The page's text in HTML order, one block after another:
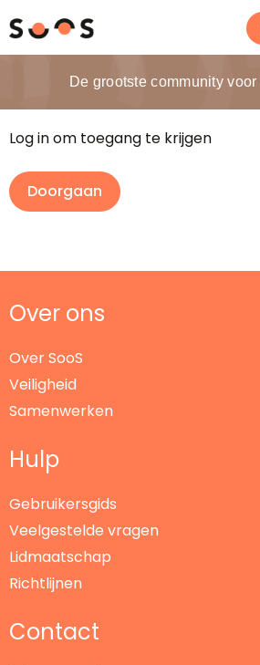
De grootste community
Log in om toegang te krijgen
Doorgaan
Over ons
Over SooS
Veiligheid
Samenwerken
Hulp
Gebruikersgids
Veelgestelde vragen
Lidmaatschap
Richtlijnen
Contact